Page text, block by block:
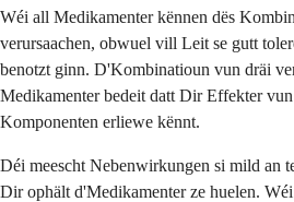
Wéi all Medikamenter kënnen dës
verursaachen, obwuel vill Leit se gutt
benotzt ginn. D'Kombinatioun vun dräi
Medikamenter bedeit datt Dir Effekter
Komponenten erliewe kënnt.
Déi meescht Nebenwirkungen si mild an
Dir ophält d'Medikamenter ze huelen.